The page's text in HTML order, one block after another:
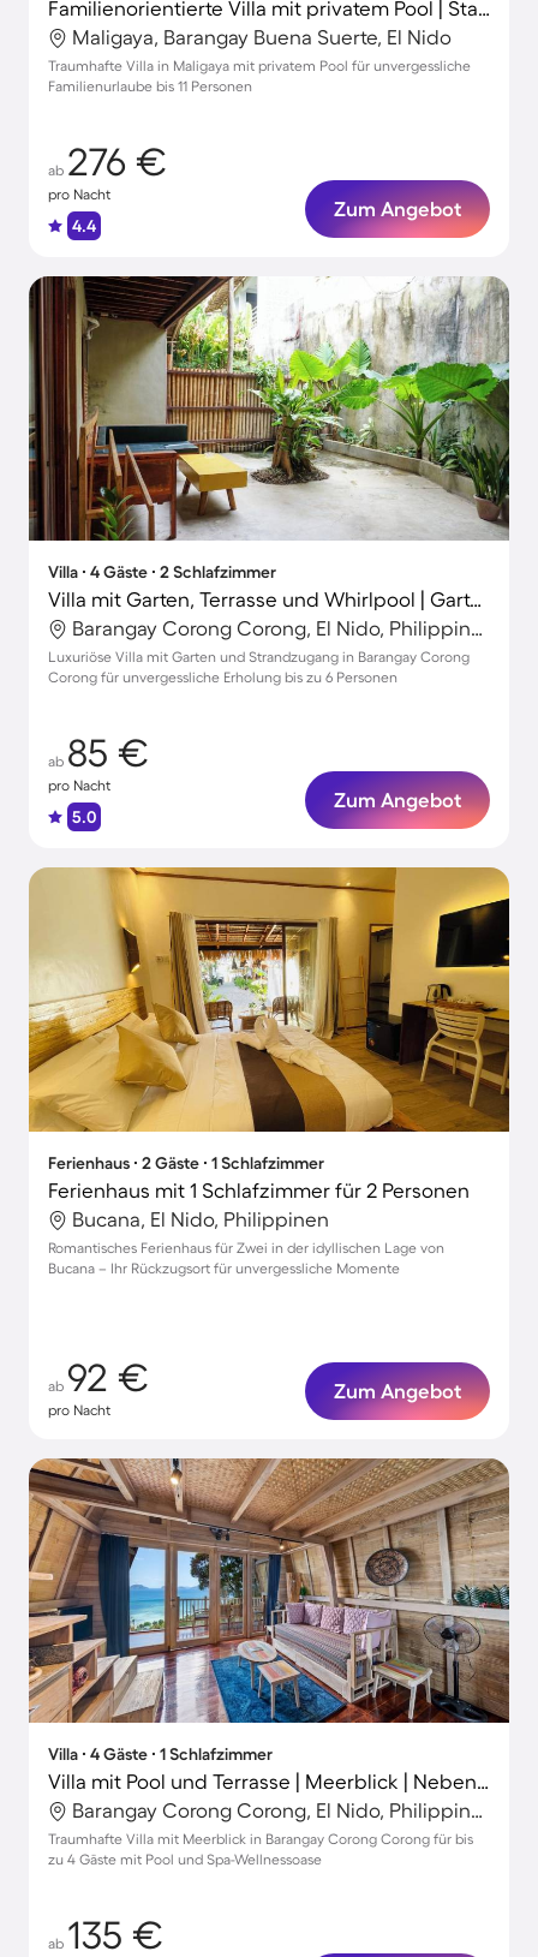
Familienorientierte Villa mit privatem Pool | Stadtblick | Perfekt für die Arbeit von Zuhause
Maligaya, Barangay Buena Suerte, El Nido
Traumhafte Villa in Maligaya mit privatem Pool für unvergessliche
Familienurlaube bis 11 Personen
ab 276 €
pro Nacht
4.4
Zum Angebot
Villa ∙ 4 Gäste ∙ 2 Schlafzimmer
Villa mit Garten, Terrasse und Whirlpool | Gartenblick
Barangay Corong Corong, El Nido, Philippinen
Luxuriöse Villa mit Garten und Strandzugang in Barangay Corong
Corong für unvergessliche Erholung bis zu 6 Personen
ab 85 €
pro Nacht
5.0
Zum Angebot
Ferienhaus ∙ 2 Gäste ∙ 1 Schlafzimmer
Ferienhaus mit 1 Schlafzimmer für 2 Personen
Bucana, El Nido, Philippinen
Romantisches Ferienhaus für Zwei in der idyllischen Lage von
Bucana – Ihr Rückzugsort für unvergessliche Momente
ab 92 €
pro Nacht
Zum Angebot
Villa ∙ 4 Gäste ∙ 1 Schlafzimmer
Villa mit Pool und Terrasse | Meerblick | Neben dem Strand
Barangay Corong Corong, El Nido, Philippinen
Traumhafte Villa mit Meerblick in Barangay Corong Corong für bis
zu 4 Gäste mit Pool und Spa-Wellnessoase
ab 135 €